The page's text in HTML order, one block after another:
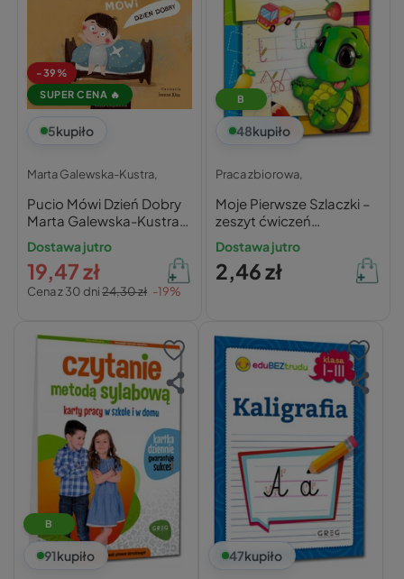
-39%
SUPER CENA 🔥
5kupiło
Marta Galewska-Kustra,
Pucio Mówi Dzień Dobry
Marta Galewska-Kustra
0+ Nasza Księgarnia
Dostawa jutro
Cena z 30 dni24,30 zł -19%
19,47 zł
B
48kupiło
Praca zbiorowa,
Moje Pierwsze Szlaczki –
zeszyt ćwiczeń
motorycznych 6-8 lat
Dostawa jutro
2,46 zł
B
91kupiło 47kupiło